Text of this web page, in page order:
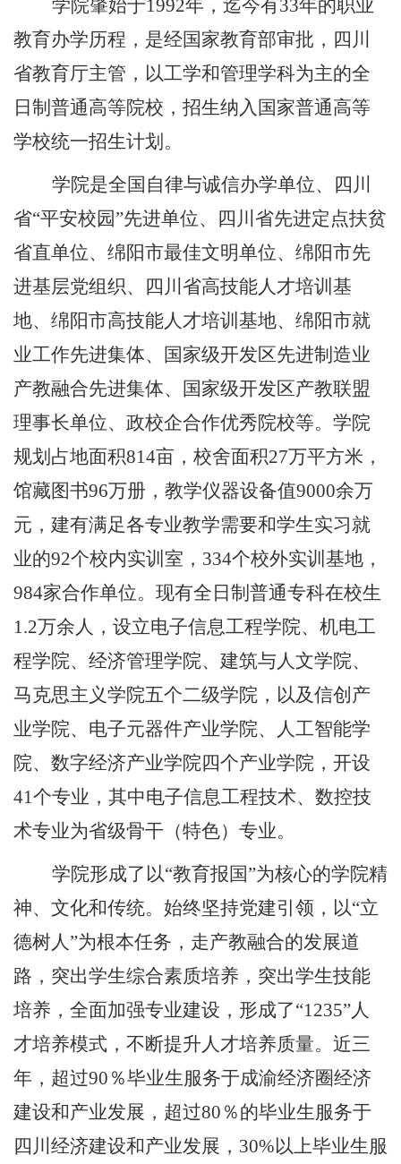
学院肇始于1992年，迄今有33年的职业
教育办学历程，是经国家教育部审批，四川
省教育厅主管，以工学和管理学科为主的全
日制普通高等院校，招生纳入国家普通高等
学校统一招生计划。
学院是全国自律与诚信办学单位、四川
省“平安校园”先进单位、四川省先进定点扶贫
省直单位、绵阳市最佳文明单位、绵阳市先
进基层党组织、四川省高技能人才培训基
地、绵阳市高技能人才培训基地、绵阳市就
业工作先进集体、国家级开发区先进制造业
产教融合先进集体、国家级开发区产教联盟
理事长单位、政校企合作优秀院校等。学院
规划占地面积814亩，校舍面积27万平方米，
馆藏图书96万册，教学仪器设备值9000余万
元，建有满足各专业教学需要和学生实习就
业的92个校内实训室， 334个校外实训基地，
984家合作单位。现有全日制普通专科在校生
1.2万余人，设立电子信息工程学院、机电工
程学院、经济管理学院、建筑与人文学院、
马克思主义学院五个二级学院，以及信创产
业学院、电子元器件产业学院、
人工智能学
院、数字经济产业学院四个产业学院，开设
41个专业，其中电子信息工程技术、数控技
术专业为省级骨干（特色）专业。
学院形成了以“教育报国”为核心的学院精
神、文化和传统。始终坚持党建引领，以“立
德树人”为根本任务，走产教融合的发展道
路，突出学生综合素质培养，突出学生技能
培养，全面加强专业建设，形成了“1235”人
才培养模式，不断提升人才培养质量。近三
年，超过90 ％毕业生服务于成渝经济圈经济
建设和产业发展，超过80 ％的毕业生服务于
四川经济建设和产业发展， 30%以上毕业生服